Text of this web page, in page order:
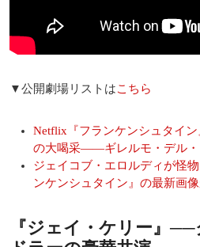
▼公開劇場リストはこちら
Netflix『フランケンシュタイ
の大喝采――ギレルモ・デル・
ジェイコブ・エロルディが怪
ンケンシュタイン』の最新画
『ジェイ・ケリー』